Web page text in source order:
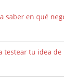
saber en qué
testear tu idea de